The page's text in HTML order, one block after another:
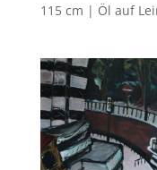
115 cm | Öl auf